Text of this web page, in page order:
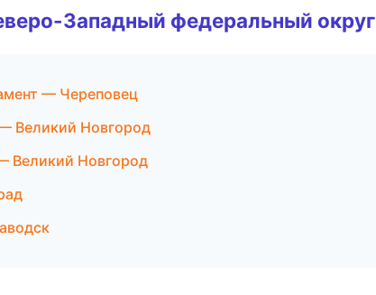
Западный федеральный округ
— Череповец
Великий Новгород
Великий Новгород